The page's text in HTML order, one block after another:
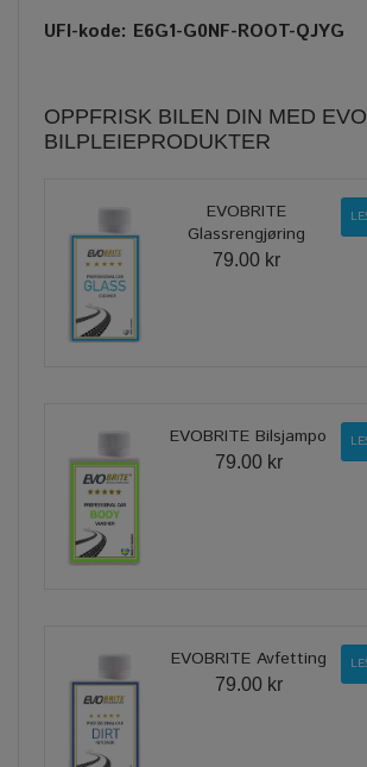
UFI-kode: E6G1-G0NF-ROOT-QJYG
OPPFRISK BILEN DIN MED
BILPLEIEPRODUKTER
EVOBRITE
Glassrengjøring
79.00 kr
EVOBRITE Bilsjampo
79.00 kr
EVOBRITE Avfetting
79.00 kr